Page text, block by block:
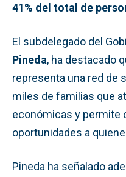
41% del total de
El subdelegado del
Pineda, ha destacado
representa una red de
miles de familias que
económicas y permite
oportunidades a
Pineda ha señalado